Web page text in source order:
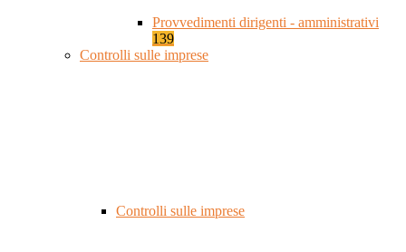
Provvedimenti dirigenti - amministrativi
139
Controlli sulle imprese
Controlli sulle imprese